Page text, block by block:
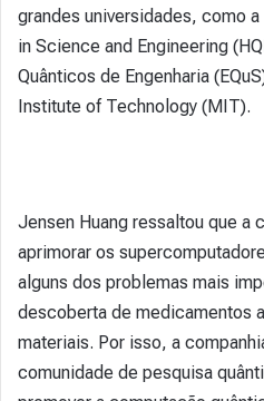
grandes universidades, como
in Science and Engineering
Quânticos de Engenharia
Institute of Technology (MIT).
Jensen Huang ressaltou que a
aprimorar os
alguns dos problemas mais
descoberta de medicamentos
materiais. Por isso, a
comunidade de pesquisa